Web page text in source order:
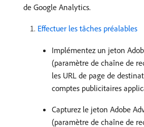
de Google Analytics.
Effectuer les tâches préalables
Implémentez un jeton
(paramètre de chaîne de
les URL de page de
comptes publicitaires
Capturez le jeton Adobe
(paramètre de chaîne de